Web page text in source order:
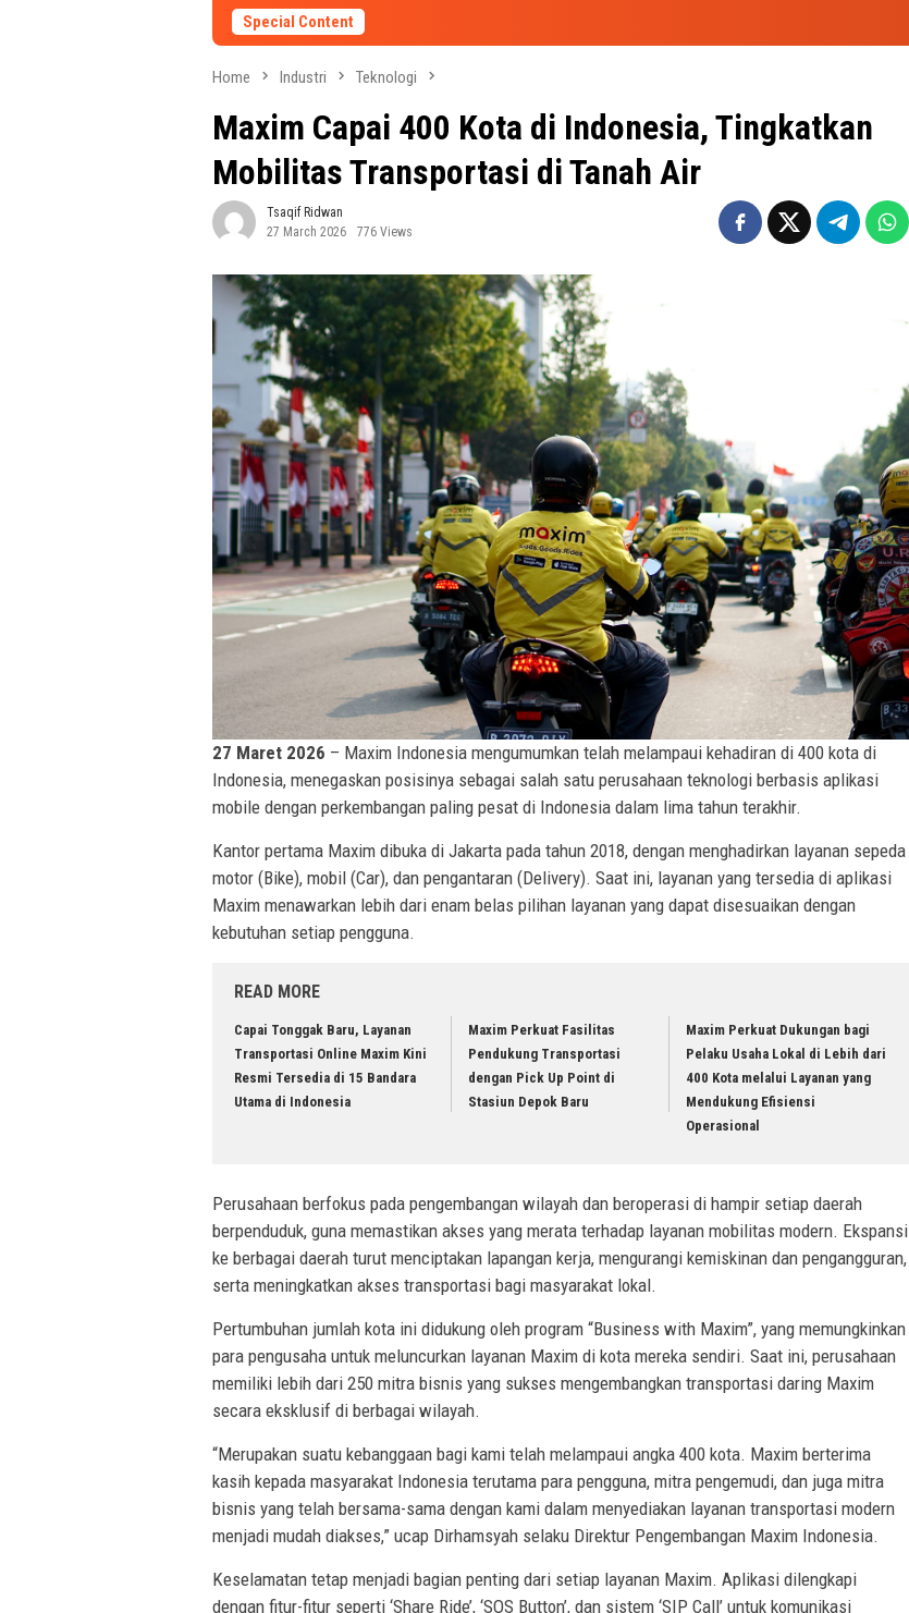
Special Content
Home Industri Teknologi
Maxim Capai 400 Kota di Indonesia, Tingkatkan
Mobilitas Transportasi di Tanah Air
Tsaqif Ridwan
27 March 2026
776 Views
27 Maret 2026 – Maxim Indonesia mengumumkan telah melampaui kehadiran di 400 kota di
Indonesia, menegaskan posisinya sebagai salah satu perusahaan teknologi berbasis aplikasi
mobile dengan perkembangan paling pesat di Indonesia dalam lima tahun terakhir.
Kantor pertama Maxim dibuka di Jakarta pada tahun 2018, dengan menghadirkan layanan sepeda
motor (Bike), mobil (Car), dan pengantaran (Delivery). Saat ini, layanan yang tersedia di aplikasi
Maxim menawarkan lebih dari enam belas pilihan layanan yang dapat disesuaikan dengan
kebutuhan setiap pengguna.
READ MORE
Capai Tonggak Baru, Layanan
Transportasi Online Maxim Kini
Resmi Tersedia di 15 Bandara
Utama di Indonesia
Maxim Perkuat Fasilitas
Pendukung Transportasi
dengan Pick Up Point di
Stasiun Depok Baru
Maxim Perkuat Dukungan bagi
Pelaku Usaha Lokal di Lebih dari
400 Kota melalui Layanan yang
Mendukung Efisiensi
Operasional
Perusahaan berfokus pada pengembangan wilayah dan beroperasi di hampir setiap daerah
berpenduduk, guna memastikan akses yang merata terhadap layanan mobilitas modern. Ekspansi
ke berbagai daerah turut menciptakan lapangan kerja, mengurangi kemiskinan dan pengangguran,
serta meningkatkan akses transportasi bagi masyarakat lokal.
Pertumbuhan jumlah kota ini didukung oleh program “Business with Maxim”, yang memungkinkan
para pengusaha untuk meluncurkan layanan Maxim di kota mereka sendiri. Saat ini, perusahaan
memiliki lebih dari 250 mitra bisnis yang sukses mengembangkan transportasi daring Maxim
secara eksklusif di berbagai wilayah.
“Merupakan suatu kebanggaan bagi kami telah melampaui angka 400 kota. Maxim berterima
kasih kepada masyarakat Indonesia terutama para pengguna, mitra pengemudi, dan juga mitra
bisnis yang telah bersama-sama dengan kami dalam menyediakan layanan transportasi modern
menjadi mudah diakses,” ucap Dirhamsyah selaku Direktur Pengembangan Maxim Indonesia.
Keselamatan tetap menjadi bagian penting dari setiap layanan Maxim. Aplikasi dilengkapi
dengan fitur-fitur seperti ‘Share Ride’, ‘SOS Button’, dan sistem ‘SIP Call’ untuk komunikasi